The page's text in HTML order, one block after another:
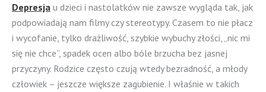
Depresja u dzieci i nastolatków nie zawsze wygląda tak, jak
podpowiadają nam filmy czy stereotypy. Czasem to nie płacz
i wycofanie, tylko drażliwość, szybkie wybuchy złości, „nic mi
się nie chce”, spadek ocen albo bóle brzucha bez jasnej
przyczyny. Rodzice często czują wtedy bezradność, a młody
człowiek – jeszcze większe zagubienie. I właśnie w takich